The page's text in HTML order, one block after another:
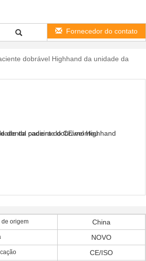
Fornecedor do contato
dobrável Highhand da unidade da
de origem China
NOVO
CE/ISO